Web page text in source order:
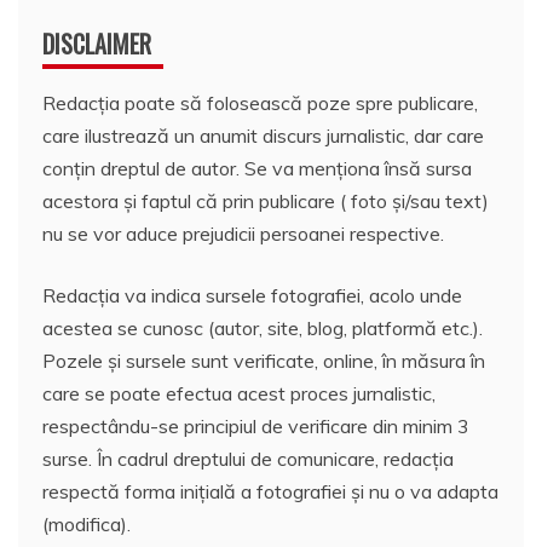
DISCLAIMER
Redacția poate să folosească poze spre publicare,
care ilustrează un anumit discurs jurnalistic, dar care
conțin dreptul de autor. Se va menționa însă sursa
acestora și faptul că prin publicare ( foto și/sau text)
nu se vor aduce prejudicii persoanei respective.
Redacția va indica sursele fotografiei, acolo unde
acestea se cunosc (autor, site, blog, platformă etc.).
Pozele și sursele sunt verificate, online, în măsura în
care se poate efectua acest proces jurnalistic,
respectându-se principiul de verificare din minim 3
surse. În cadrul dreptului de comunicare, redacția
respectă forma inițială a fotografiei și nu o va adapta
(modifica).